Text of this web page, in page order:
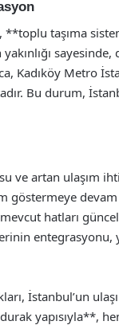
**toplu taşıma
Kadıköy Metro
Bu durum,
artan ulaşım
göstermeye
hatları
entegrasyonu,
İstanbul’un
yapısıyla**,